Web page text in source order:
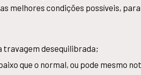
melhores condições possíveis,
travagem desequilibrada;
que o normal, ou pode mesmo